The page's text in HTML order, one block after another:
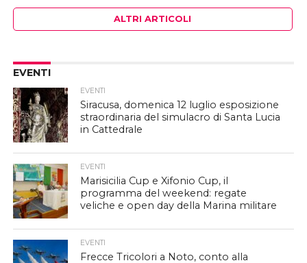
ALTRI ARTICOLI
EVENTI
EVENTI
Siracusa, domenica 12 luglio esposizione
straordinaria del simulacro di Santa Lucia
in Cattedrale
EVENTI
Marisicilia Cup e Xifonio Cup, il
programma del weekend: regate
veliche e open day della Marina militare
EVENTI
Frecce Tricolori a Noto, conto alla